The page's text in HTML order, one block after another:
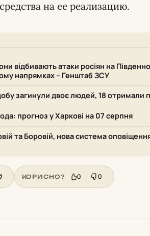
на ее реализацию.
відбивають атаки росіян на
напрямках – Генштаб ЗСУ
загинули двоє людей, 18 отримали
прогноз у Харкові на 07 серпня
та Боровій, нова система
КОРИСНО? 0 0